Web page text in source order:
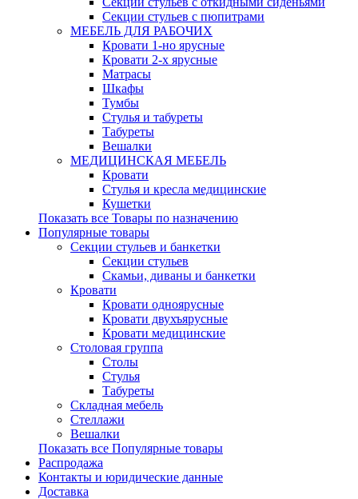
Секции стульев с пюпитрами
МЕБЕЛЬ ДЛЯ РАБОЧИХ
Кровати 1-но ярусные
Кровати 2-х ярусные
Матрасы
Шкафы
Тумбы
Стулья и табуреты
Табуреты
Вешалки
МЕДИЦИНСКАЯ МЕБЕЛЬ
Кровати
Стулья и кресла медицинские
Кушетки
Показать все Товары по назначению
Популярные товары
Секции стульев и банкетки
Секции стульев
Скамьи, диваны и банкетки
Кровати
Кровати одноярусные
Кровати двухъярусные
Кровати медицинские
Столовая группа
Столы
Стулья
Табуреты
Складная мебель
Стеллажи
Вешалки
Показать все Популярные товары
Распродажа
Контакты и юридические данные
Доставка